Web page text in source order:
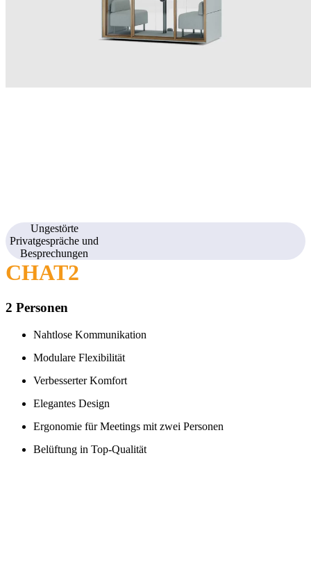
Ungestörte
Privatgespräche und
Besprechungen
CHAT2
2 Personen
Nahtlose Kommunikation
Modulare Flexibilität
Verbesserter Komfort
Elegantes Design
Ergonomie für Meetings mit zwei Personen
Belüftung in Top-Qualität